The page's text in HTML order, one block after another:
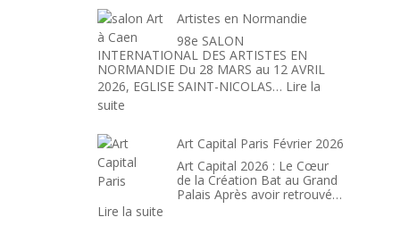
Artistes en Normandie
98e SALON
INTERNATIONAL DES ARTISTES EN
NORMANDIE Du 28 MARS au 12 AVRIL
2026, EGLISE SAINT-NICOLAS… Lire la
suite
en
Normandie
Art Capital Paris Février 2026
Art Capital 2026 : Le Cœur
de la Création Bat au Grand
Palais Après avoir retrouvé…
Lire la suite